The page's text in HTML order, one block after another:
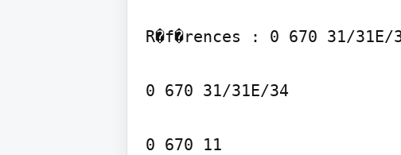
R�f�rences : 0 670 31/31E/
0 670 31/31E/34
0 670 11